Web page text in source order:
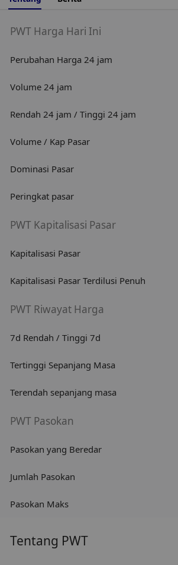
PWT Harga Hari Ini
Perubahan Harga 24 jam
Volume 24 jam
Rendah 24 jam / Tinggi 24 jam
Volume / Kap Pasar
Dominasi Pasar
Peringkat pasar
PWT Kapitalisasi Pasar
Kapitalisasi Pasar
Kapitalisasi Pasar Terdilusi Penuh
PWT Riwayat Harga
7d Rendah / Tinggi 7d
Tertinggi Sepanjang Masa
Terendah sepanjang masa
PWT Pasokan
Pasokan yang Beredar
Jumlah Pasokan
Pasokan Maks
Tentang PWT